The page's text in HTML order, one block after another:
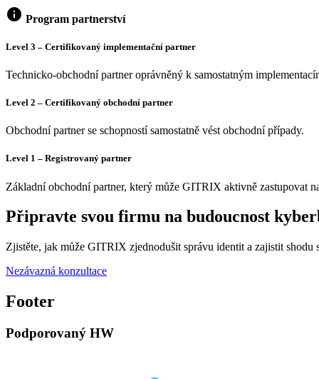
info Program partnerství
Level 3 – Certifikovaný implementační partner
Technicko-obchodní partner oprávněný k samostatným
Level 2 – Certifikovaný obchodní partner
Obchodní partner se schopností samostatně vést obchodní případy.
Level 1 – Registrovaný partner
Základní obchodní partner, který může GITRIX aktivně zastupovat
Připravte svou firmu na budoucnost
Zjistěte, jak může GITRIX zjednodušit správu identit a zajistit shodu
Nezávazná konzultace
Footer
Podporovaný HW